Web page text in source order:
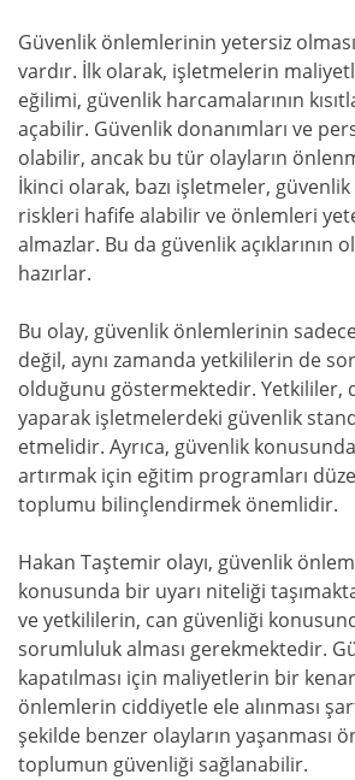
Güvenlik önlemlerinin yetersiz
vardır. İlk olarak, işletmelerin
eğilimi, güvenlik harcamalarının
açabilir. Güvenlik donanımları ve
olabilir, ancak bu tür olayların
İkinci olarak, bazı işletmeler,
riskleri hafife alabilir ve önlemleri
almazlar. Bu da güvenlik açıklarının
hazırlar.
Bu olay, güvenlik önlemlerinin
değil, aynı zamanda yetkililerin de
olduğunu göstermektedir. Yetkililer,
yaparak işletmelerdeki güvenlik
etmelidir. Ayrıca, güvenlik konusunda
artırmak için eğitim programları
toplumu bilinçlendirmek önemlidir.
Hakan Taştemir olayı, güvenlik
konusunda bir uyarı niteliği
ve yetkililerin, can güvenliği
sorumluluk alması gerekmektedir.
kapatılması için maliyetlerin bir
önlemlerin ciddiyetle ele alınması
şekilde benzer olayların yaşanması
toplumun güvenliği sağlanabilir.